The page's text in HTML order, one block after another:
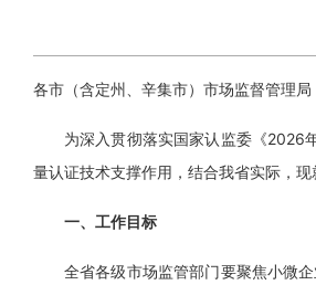
各市（含定州、辛集市）市场监督管理局
为深入贯彻落实国家认监委《2026
量认证技术支撑作用，结合我省实际，
一、工作目标
全省各级市场监管部门要聚焦小微